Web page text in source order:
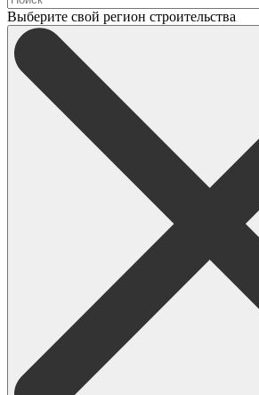
Выберите свой регион строительства